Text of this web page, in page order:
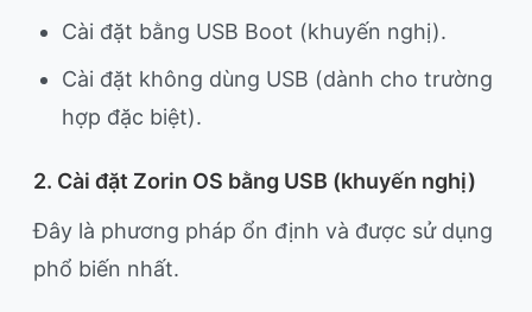
Cài đặt bằng USB Boot (khuyến nghị).
Cài đặt không dùng USB (dành cho trường
hợp đặc biệt).
2. Cài đặt Zorin OS bằng USB (khuyến nghị)
Đây là phương pháp ổn định và được sử dụng
phổ biến nhất.